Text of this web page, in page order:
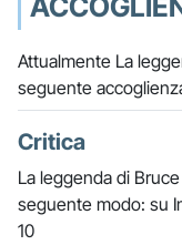
Attualmente La
seguente
Critica
La leggenda di
seguente modo: su
10